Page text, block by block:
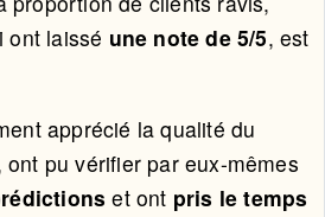
ont laissé une note de 5/5, est
apprécié la qualité du
pu vérifier par eux-mêmes
et ont pris le temps